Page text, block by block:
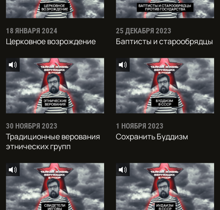
18 ЯНВАРЯ 2024
Церковное возрождение
25 ДЕКАБРЯ 2023
Баптисты и старообрядцы
30 НОЯБРЯ 2023
Традиционные верования
этнических групп
1 НОЯБРЯ 2023
Сохранить Буддизм